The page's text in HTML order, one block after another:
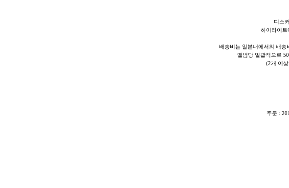
디스
하이라이트
배송비는 일본내에서의 배송
앨범당 일괄적으로
(2개 이
주문 :